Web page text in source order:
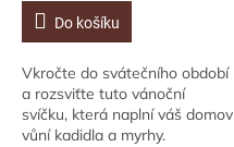
Do košíku
Vkročte do svátečního období
a rozsviťte tuto vánoční
svíčku, která naplní váš domov
vůní kadidla a myrhy.